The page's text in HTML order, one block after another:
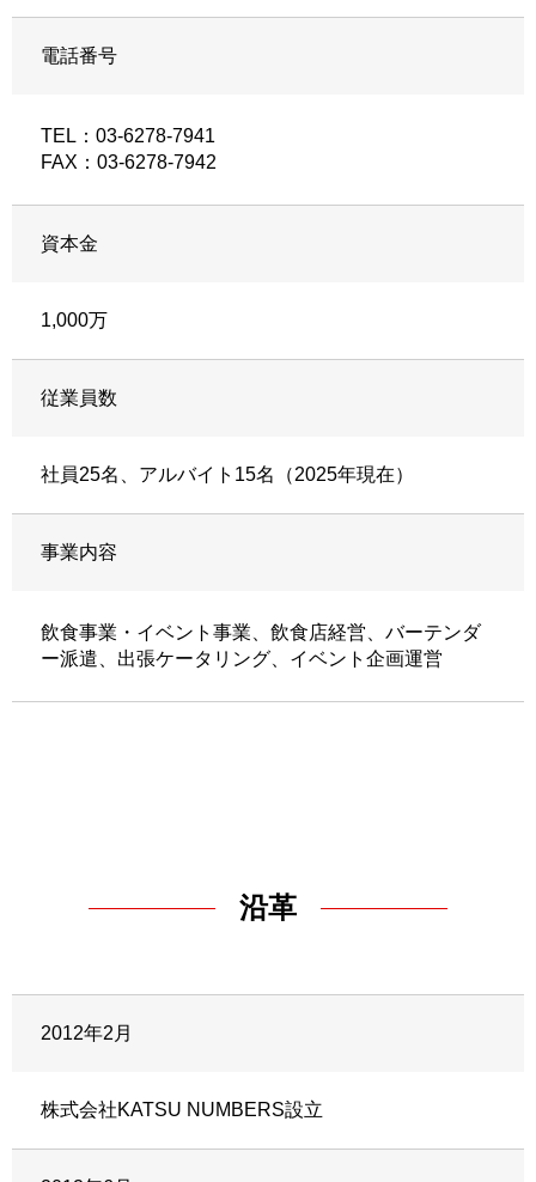
電話番号
TEL：03-6278-7941
FAX：03-6278-7942
資本金
1,000万
従業員数
社員25名、アルバイト15名（2025年現在）
事業内容
飲食事業・イベント事業、飲食店経営、バーテンダ
ー派遣、出張ケータリング、イベント企画運営
沿革
2012年2月
株式会社KATSU NUMBERS設立